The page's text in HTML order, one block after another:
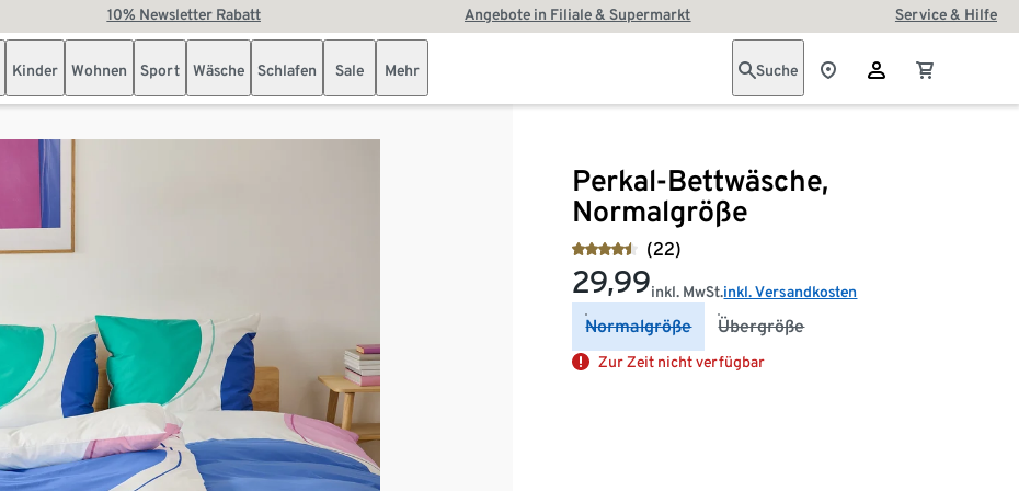
10% Newsletter Rabatt Angebote in Filiale & Supermarkt Service & Hilfe
Kinder Wohnen Sport Wäsche Schlafen Sale Mehr Suche
Perkal-Bettwäsche,
Normalgröße
(22)
29,99inkl. MwSt.inkl. Versandkosten
Normalgröße Übergröße
Zur Zeit nicht verfügbar